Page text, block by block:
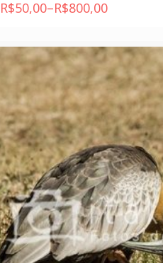
R$50,00–R$800,00